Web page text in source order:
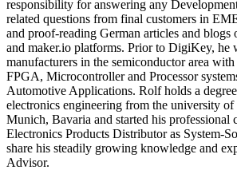
responsibility for answering any
related questions from final customers in
and proof-reading German articles and blogs
and maker.io platforms. Prior to DigiKey, he
manufacturers in the semiconductor area
FPGA, Microcontroller and Processor
Automotive Applications. Rolf holds a
electronics engineering from the university of
Munich, Bavaria and started his professional
Electronics Products Distributor as System-
share his steadily growing knowledge and
Advisor.